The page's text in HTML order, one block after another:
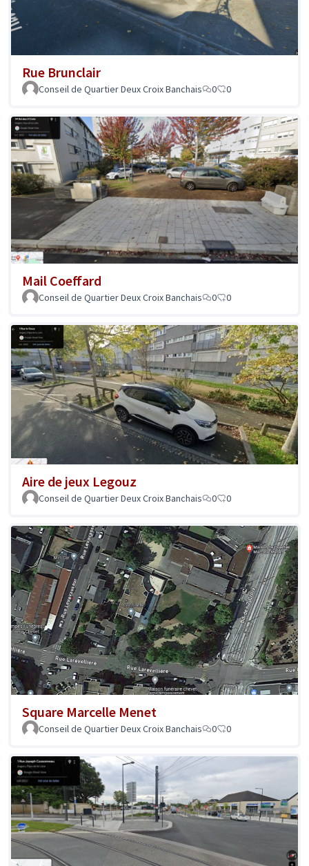
Rue Brunclair
Conseil de Quartier Deux Croix Banchais 0 0
Mail Coeffard
Conseil de Quartier Deux Croix Banchais 0 0
Aire de jeux Legouz
Conseil de Quartier Deux Croix Banchais 0 0
Square Marcelle Menet
Conseil de Quartier Deux Croix Banchais 0 0